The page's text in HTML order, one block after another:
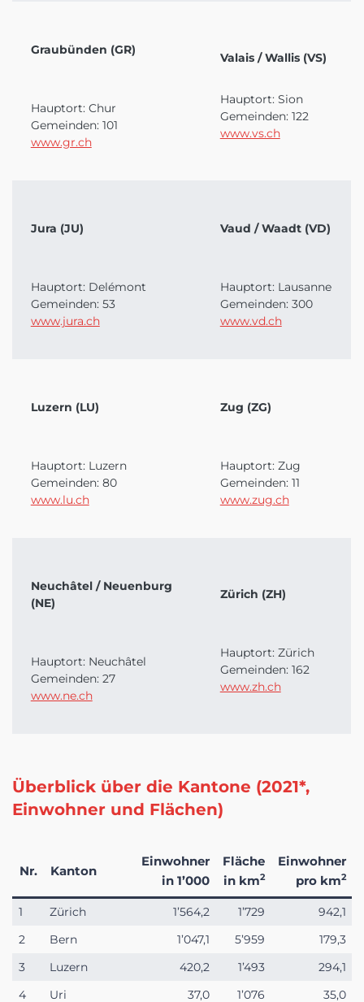
Graubünden (GR)
Hauptort: Chur
Gemeinden: 101
www.gr.ch
Valais / Wallis (VS)
Hauptort: Sion
Gemeinden: 122
www.vs.ch
Jura (JU)
Hauptort: Delémont
Gemeinden: 53
www.jura.ch
Vaud / Waadt (VD)
Hauptort: Lausanne
Gemeinden: 300
www.vd.ch
Luzern (LU)
Hauptort: Luzern
Gemeinden: 80
www.lu.ch
Zug (ZG)
Hauptort: Zug
Gemeinden: 11
www.zug.ch
Neuchâtel / Neuenburg
(NE)
Hauptort: Neuchâtel
Gemeinden: 27
www.ne.ch
Zürich (ZH)
Hauptort: Zürich
Gemeinden: 162
www.zh.ch
Überblick über die Kantone (2021*,
Einwohner und Flächen)
Nr. Kanton
Einwohner
in 1’000
Fläche
in km2
Einwohner
pro km2
1 Zürich 1’564,2 1’729 942,1
2 Bern 1’047,1 5’959 179,3
3 Luzern 420,2 1’493 294,1
4 Uri 37,0 1’076 35,0